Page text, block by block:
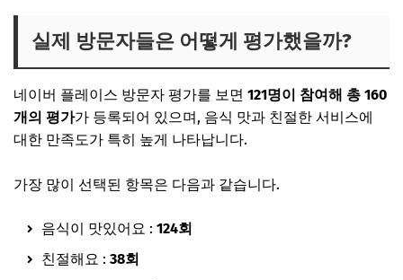
실제 방문자들은 어떻게 평가했을까?
네이버 플레이스 방문자 평가를 보면 121명이 참여해 총 160
개의 평가가 등록되어 있으며, 음식 맛과 친절한 서비스에
대한 만족도가 특히 높게 나타납니다.
가장 많이 선택된 항목은 다음과 같습니다.
음식이 맛있어요 : 124회
친절해요 : 38회